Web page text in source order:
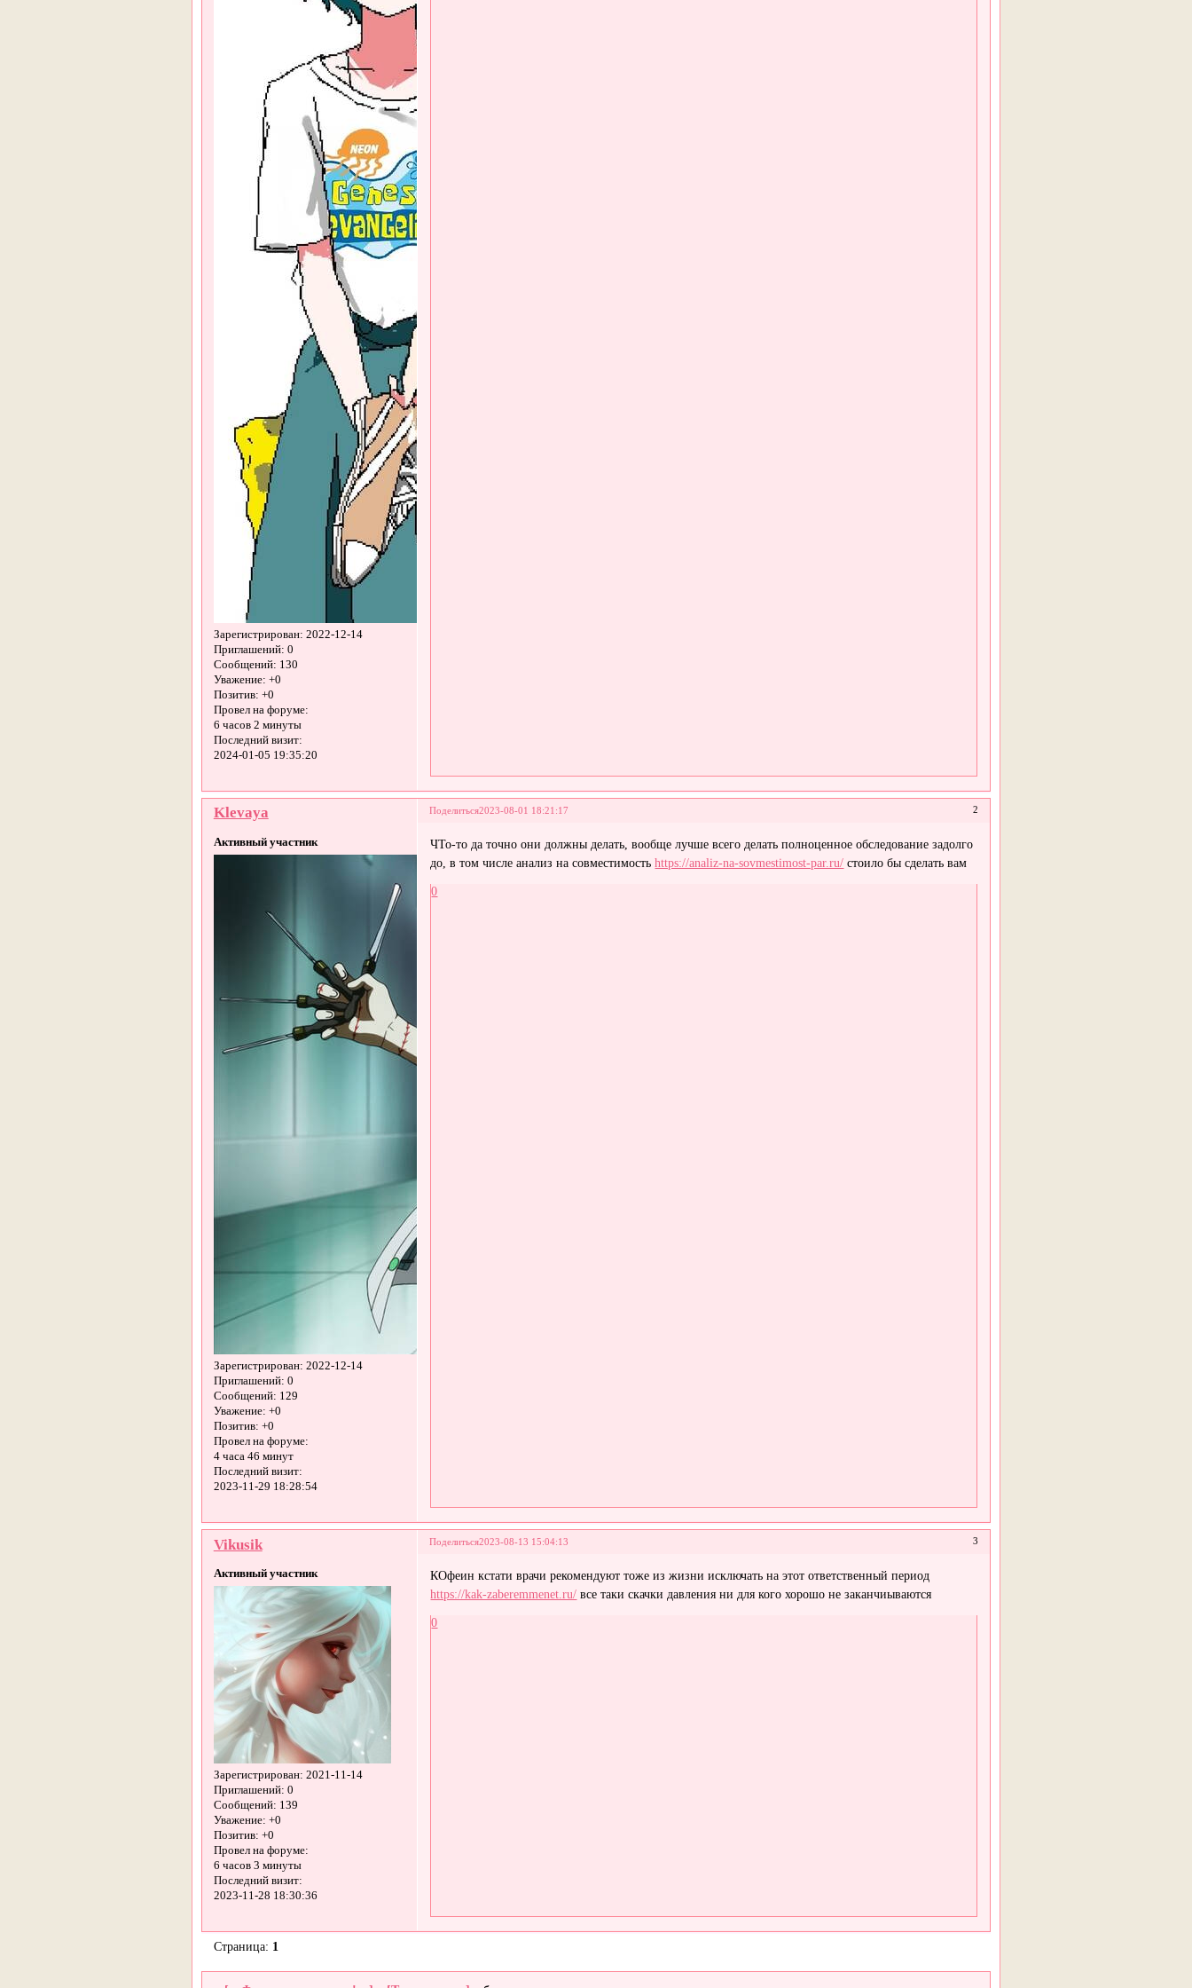
Зарегистрирован: 2022-12-14
Приглашений: 0
Сообщений: 130
Уважение: +0
Позитив: +0
Провел на форуме:
6 часов 2 минуты
Последний визит:
2024-01-05 19:35:20
Поделиться 2
2023-08-01 18:21:17
Klevaya
Активный участник
Зарегистрирован: 2022-12-14
Приглашений: 0
Сообщений: 129
Уважение: +0
Позитив: +0
Провел на форуме:
4 часа 46 минут
Последний визит:
2023-11-29 18:28:54
ЧТо-то да точно они должны делать, вообще лучше всего делать полноценное обследование задолго
до, в том числе анализ на совместимостьhttps://analiz-na-sovmestimost-par.ru/ стоило бы сделать вам
0
Поделиться 3
2023-08-13 15:04:13
Vikusik
Активный участник
Зарегистрирован: 2021-11-14
Приглашений: 0
Сообщений: 139
Уважение: +0
Позитив: +0
Провел на форуме:
6 часов 3 минуты
Последний визит:
2023-11-28 18:30:36
КОфеин кстати врачи рекомендуют тоже из жизни исключать на этот ответственный период
https://kak-zaberemmenet.ru/ все таки скачки давления ни для кого хорошо не заканчиываются
0
Страница: 1